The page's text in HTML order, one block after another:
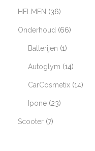
HELMEN 36
Onderhoud 66
Batterijen 1
Autoglym 14
CarCosmetix 14
Ipone 23
Scooter 7